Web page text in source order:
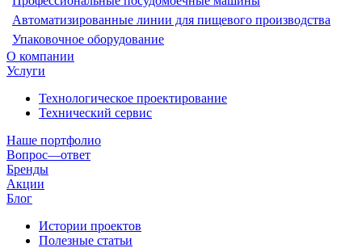
Автоматизированные линии для пищевого производства
Упаковочное оборудование
О компании
Услуги
Технологическое проектирование
Технический сервис
Наше портфолио
Вопрос—ответ
Бренды
Акции
Блог
Истории проектов
Полезные статьи